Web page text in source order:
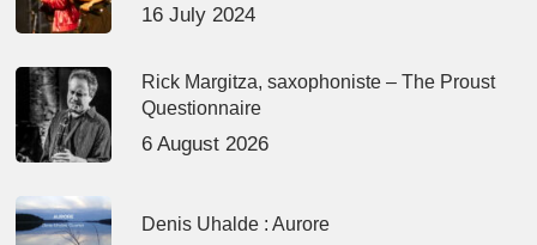
16 July 2024
Rick Margitza, saxophoniste – The Proust
Questionnaire
6 August 2026
Denis Uhalde : Aurore